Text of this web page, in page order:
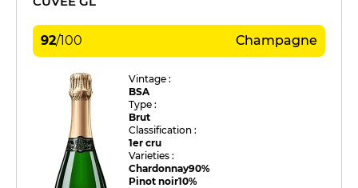
92/100 Champagne
Vintage :
BSA
Type :
Brut
Classification :
1er cru
Varieties :
Chardonnay90%
Pinot noir10%